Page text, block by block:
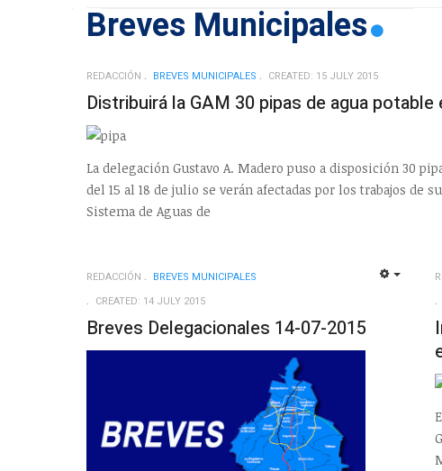
Breves Municipales
REDACCIÓN BREVES MUNICIPALES CREATED: 15 JULY 2015
Distribuirá la GAM 30 pipas de agua
La delegación Gustavo A. Madero puso a disposición 30
del 15 al 18 de julio se verán afectadas por los trabajos de
Sistema de Aguas de
REDACCIÓN
BREVES MUNICIPALES
CREATED: 14 JULY 2015
Breves Delegacionales 14-07-2015